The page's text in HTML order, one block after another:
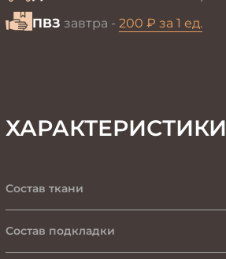
ПВЗ завтра - 200 ₽ за 1 ед.
ХАРАКТЕРИСТИКИ
Состав ткани
Состав подкладки